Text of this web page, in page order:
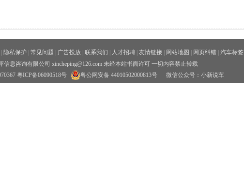
隐私保护 常见问题 广告投放 联系我们 人才招聘 友情链接 网站地图 网页纠错
汽车标签
信息咨询有限公司 xincheping@126.com 未经本站书面许可 一切内容禁止转载
粤ICP备06090518号 粤公网安备 44010502000813号微信公众号：小新说车